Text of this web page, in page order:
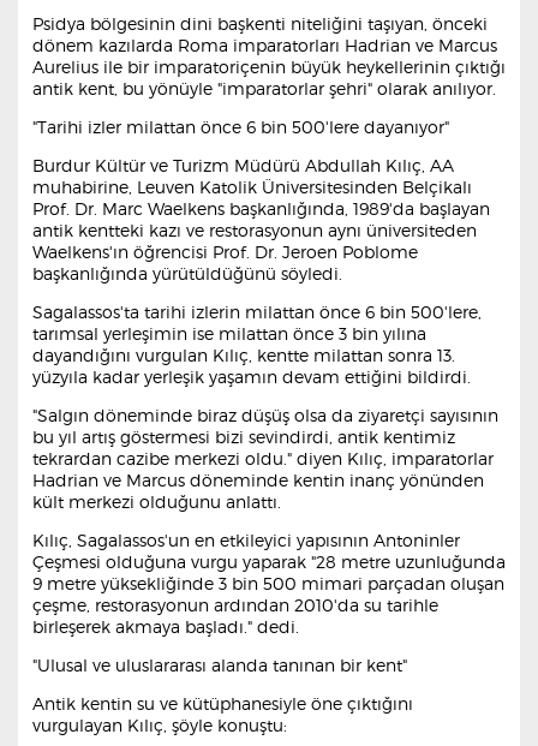
Psidya bölgesinin dini başkenti niteliğini taşıyan, önceki
dönem kazılarda Roma imparatorları Hadrian ve Marcus
Aurelius ile bir imparatoriçenin büyük heykellerinin çıktığı
antik kent, bu yönüyle "imparatorlar şehri" olarak anılıyor.
"Tarihi izler milattan önce 6 bin 500'lere dayanıyor"
Burdur Kültür ve Turizm Müdürü Abdullah Kılıç, AA
muhabirine, Leuven Katolik Üniversitesinden Belçikalı
Prof. Dr. Marc Waelkens başkanlığında, 1989'da başlayan
antik kentteki kazı ve restorasyonun aynı üniversiteden
Waelkens'ın öğrencisi Prof. Dr. Jeroen Poblome
başkanlığında yürütüldüğünü söyledi.
Sagalassos'ta tarihi izlerin milattan önce 6 bin 500'lere,
tarımsal yerleşimin ise milattan önce 3 bin yılına
dayandığını vurgulan Kılıç, kentte milattan sonra 13.
yüzyıla kadar yerleşik yaşamın devam ettiğini bildirdi.
"Salgın döneminde biraz düşüş olsa da ziyaretçi sayısının
bu yıl artış göstermesi bizi sevindirdi, antik kentimiz
tekrardan cazibe merkezi oldu." diyen Kılıç, imparatorlar
Hadrian ve Marcus döneminde kentin inanç yönünden
kült merkezi olduğunu anlattı.
Kılıç, Sagalassos'un en etkileyici yapısının Antoninler
Çeşmesi olduğuna vurgu yaparak "28 metre uzunluğunda
9 metre yüksekliğinde 3 bin 500 mimari parçadan oluşan
çeşme, restorasyonun ardından 2010'da su tarihle
birleşerek akmaya başladı." dedi.
"Ulusal ve uluslararası alanda tanınan bir kent"
Antik kentin su ve kütüphanesiyle öne çıktığını
vurgulayan Kılıç, şöyle konuştu: